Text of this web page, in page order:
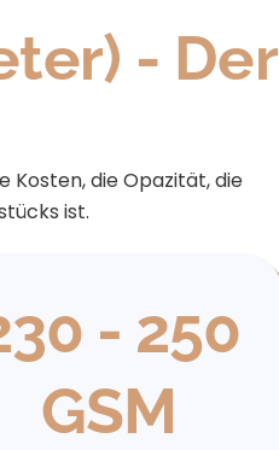
- Der
Kosten, die Opazität, die
ist.
- 250
GSM